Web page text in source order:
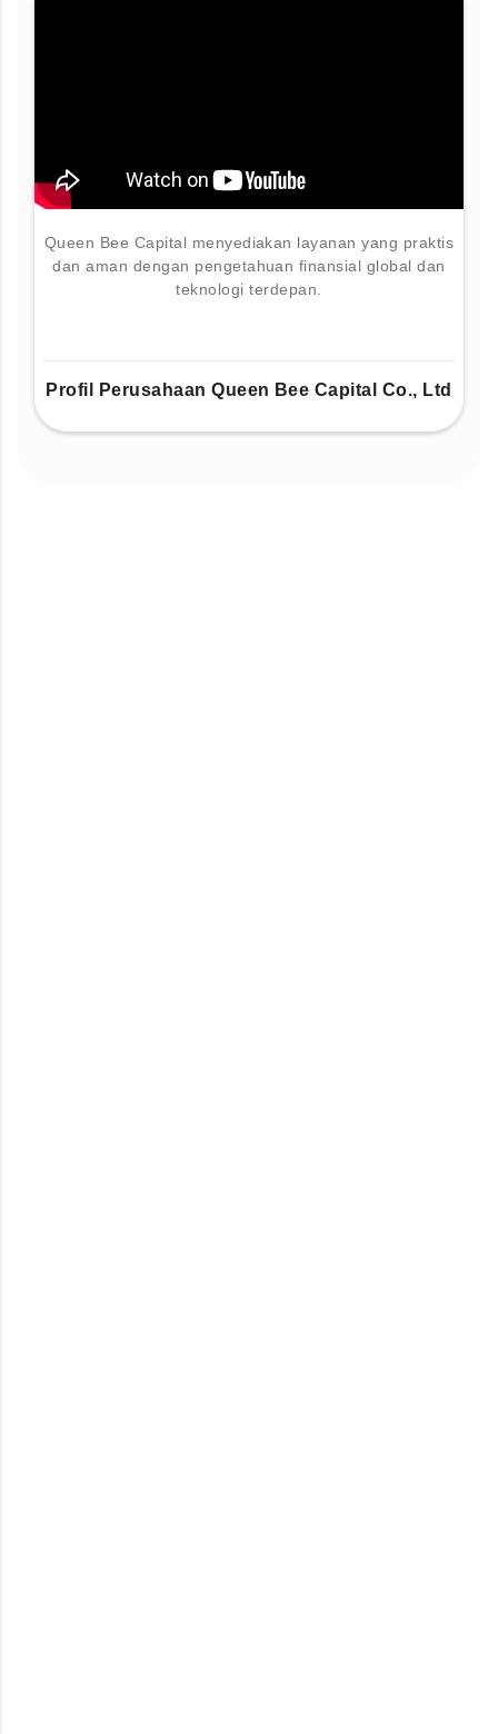
Queen Bee Capital menyediakan layanan yang praktis
dan aman dengan pengetahuan finansial global dan
teknologi terdepan.
Profil Perusahaan Queen Bee Capital Co., Ltd